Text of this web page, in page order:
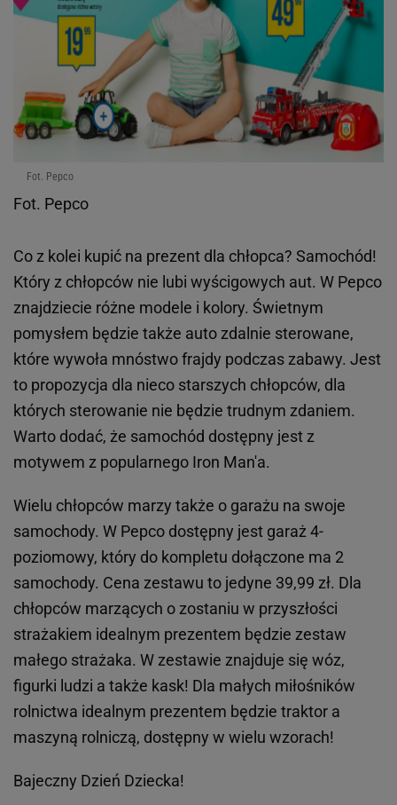
Fot. Pepco
Fot. Pepco
Co z kolei kupić na prezent dla chłopca? Samochód!
Który z chłopców nie lubi wyścigowych aut. W Pepco
znajdziecie różne modele i kolory. Świetnym
pomysłem będzie także auto zdalnie sterowane,
które wywoła mnóstwo frajdy podczas zabawy. Jest
to propozycja dla nieco starszych chłopców, dla
których sterowanie nie będzie trudnym zdaniem.
Warto dodać, że samochód dostępny jest z
motywem z popularnego Iron Man'a.
Wielu chłopców marzy także o garażu na swoje
samochody. W Pepco dostępny jest garaż 4-
poziomowy, który do kompletu dołączone ma 2
samochody. Cena zestawu to jedyne 39,99 zł. Dla
chłopców marzących o zostaniu w przyszłości
strażakiem idealnym prezentem będzie zestaw
małego strażaka. W zestawie znajduje się wóz,
figurki ludzi a także kask! Dla małych miłośników
rolnictwa idealnym prezentem będzie traktor a
maszyną rolniczą, dostępny w wielu wzorach!
Bajeczny Dzień Dziecka!